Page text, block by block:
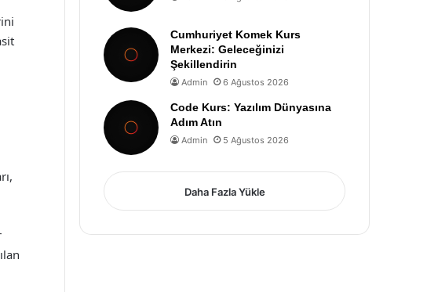
Cumhuriyet Komek Kurs
Merkezi: Geleceğinizi
Şekillendirin
Admin 6 Ağustos 2026
Code Kurs: Yazılım Dünyasına
Adım Atın
Admin 5 Ağustos 2026
Daha Fazla Yükle